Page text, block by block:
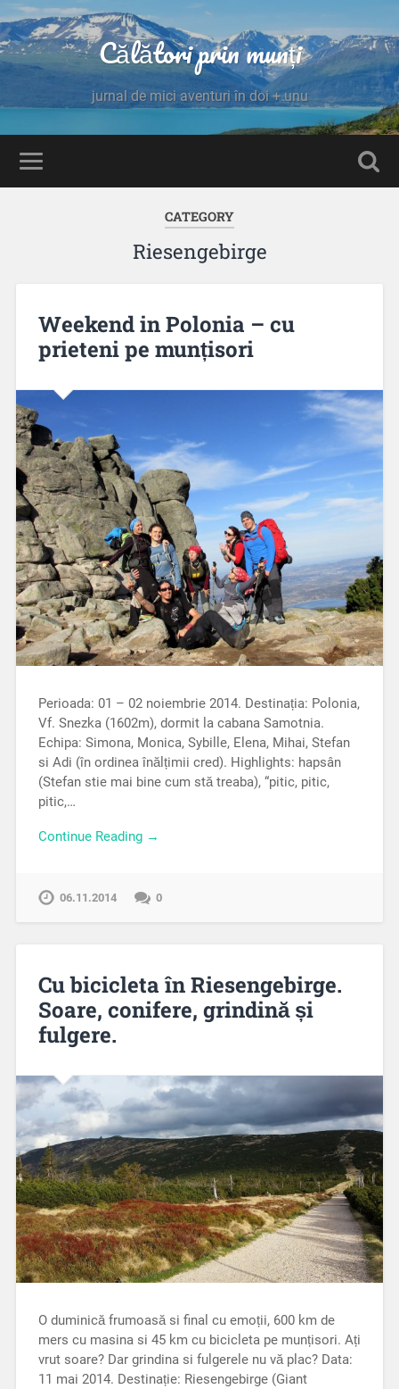
Călători prin munți
jurnal de mici aventuri în doi + unu
CATEGORY
Riesengebirge
Weekend in Polonia – cu
prieteni pe munțisori
Perioada: 01 – 02 noiembrie 2014. Destinația: Polonia,
Vf. Snezka (1602m), dormit la cabana Samotnia.
Echipa: Simona, Monica, Sybille, Elena, Mihai, Stefan
si Adi (în ordinea înălțimii cred). Highlights: hapsân
(Stefan stie mai bine cum stă treaba), “pitic, pitic,
pitic,…
Continue Reading →
06.11.2014 0
Cu bicicleta în Riesengebirge.
Soare, conifere, grindină și
fulgere.
O duminică frumoasă si final cu emoții, 600 km de
mers cu masina si 45 km cu bicicleta pe munțisori. Ați
vrut soare? Dar grindina si fulgerele nu vă plac? Data:
11 mai 2014. Destinație: Riesengebirge (Giant